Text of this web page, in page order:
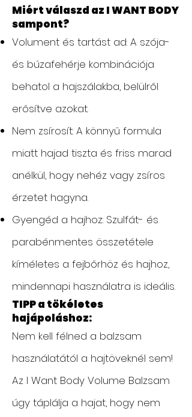
Miért válaszd az I WANT BODY
sampont?
Volument és tartást ad: A szója-
és búzafehérje kombinációja
behatol a hajszálakba, belülről
erősítve azokat.
Nem zsírosít: A könnyű formula
miatt hajad tiszta és friss marad
anélkül, hogy nehéz vagy zsíros
érzetet hagyna.
Gyengéd a hajhoz: Szulfát- és
parabénmentes összetétele
kíméletes a fejbőrhöz és hajhoz,
mindennapi használatra is ideális.
TIPP a tökéletes
hajápoláshoz:
Nem kell félned a balzsam
használatától a hajtöveknél sem!
Az I Want Body Volume Balzsam
úgy táplálja a hajat, hogy nem